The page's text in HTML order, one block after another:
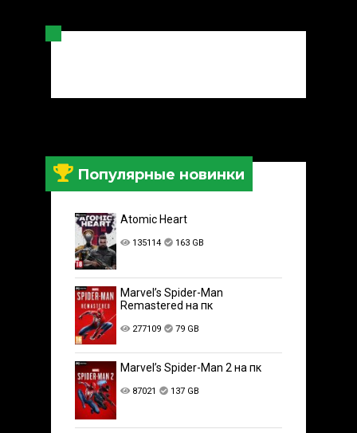
Популярные новинки
Atomic Heart
135114 163 GB
Marvel’s Spider-Man
Remastered на пк
277109 79 GB
Marvel’s Spider-Man 2 на пк
87021 137 GB